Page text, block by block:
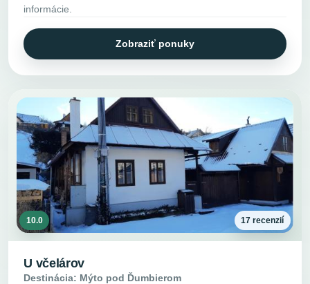
informácie.
Zobraziť ponuky
10.0 17 recenzií
U včelárov
Destinácia: Mýto pod Ďumbierom